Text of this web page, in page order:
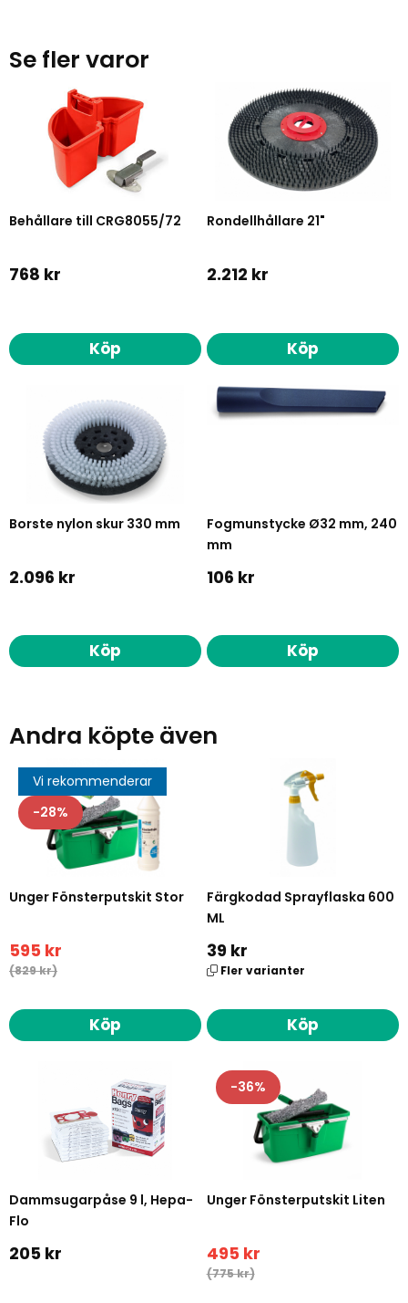
Se fler varor
Behållare till CRG8055/72
768 kr
Köp
Rondellhållare 21"
2.212 kr
Köp
Borste nylon skur 330 mm
2.096 kr
Köp
Fogmunstycke Ø32 mm, 240
mm
106 kr
Köp
Andra köpte även
Vi rekommenderar
28
Unger Fönsterputskit Stor
595 kr
(829 kr)
Köp
Färgkodad Sprayflaska 600
ML
39 kr
Fler varianter
Köp
Dammsugarpåse 9 l, Hepa-
Flo
205 kr
36
Unger Fönsterputskit Liten
495 kr
(775 kr)